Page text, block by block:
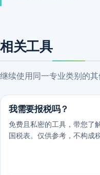
相关工具
继续使用同一专业类别的
我需要报税吗？
免费且私密的工具，带您了
国税表。仅供参考，不构成